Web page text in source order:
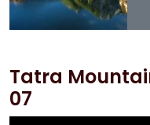
Tatra
07